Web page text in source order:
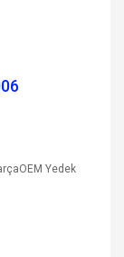
Yedek